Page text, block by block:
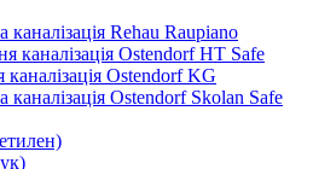
каналізація Rehau Raupiano
каналізація Ostendorf HT Safe
каналізація Ostendorf KG
каналізація Ostendorf Skolan Safe